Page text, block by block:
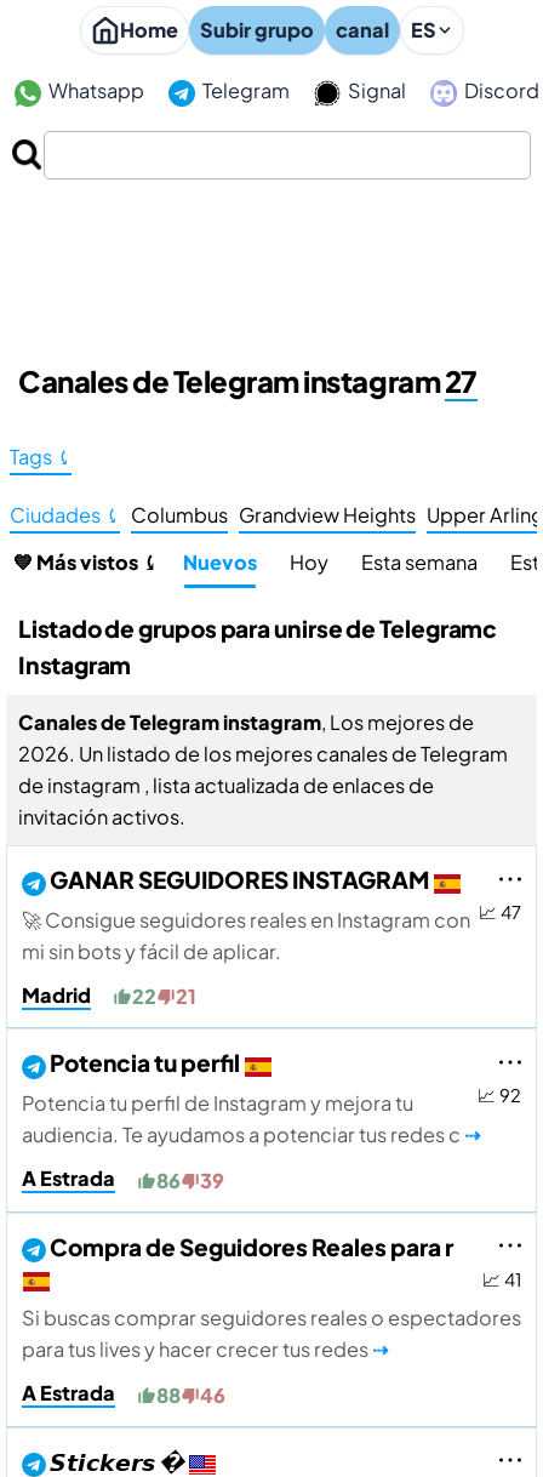
Home Subir grupo canal ES
Whatsapp Telegram Signal Discord
Canales de Telegram instagram27
Tags ⤹
Ciudades ⤹ Columbus Grandview Heights Upper
💙 Más vistos ⤹
Nuevos Hoy Esta semana
Listado de grupos para unirse de Telegramc
Instagram
Canales de Telegram instagram, Los mejores de
2026. Un listado de los mejores canales de Telegram
de instagram , lista actualizada de enlaces de
invitación activos.
📈 47
GANAR SEGUIDORES INSTAGRAM
🚀 Consigue seguidores reales en Instagram con
mi sin bots y fácil de aplicar.
Madrid
22 21
📈 92
Potencia tu perfil
Potencia tu perfil de Instagram y mejora tu
audiencia. Te ayudamos a potenciar tus redes c ⇢
A Estrada
86 39
📈 41
Compra de Seguidores Reales para r
Si buscas comprar seguidores reales o espectadores
para tus lives y hacer crecer tus redes⇢
A Estrada
88 46
𝙎𝙩𝙞𝙘𝙠𝙚𝙧𝙨 �